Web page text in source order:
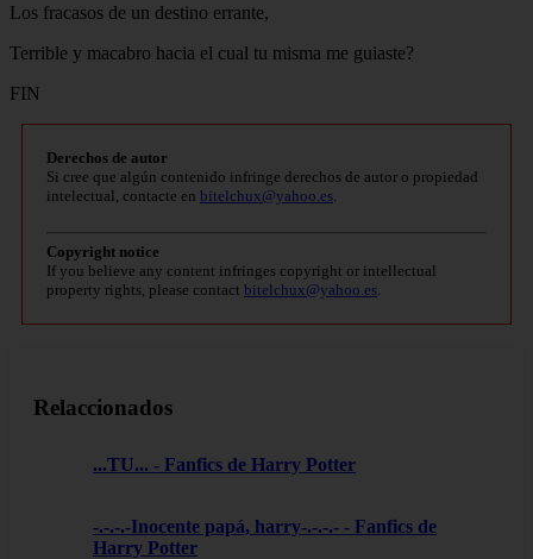
Los fracasos de un destino errante,
Terrible y macabro hacia el cual tu misma me guiaste?
FIN
Derechos de autor
Si cree que algún contenido infringe derechos de autor o propiedad
intelectual, contacte en bitelchux@yahoo.es
Copyright notice
If you believe any content infringes copyright or intellectual
property rights, please contact bitelchux@yahoo.es
Relaccionados
...TU... - Fanfics de Harry Potter
-.-.-.-Inocente papá, harry-.-.-.- - Fanfics de
Harry Potter